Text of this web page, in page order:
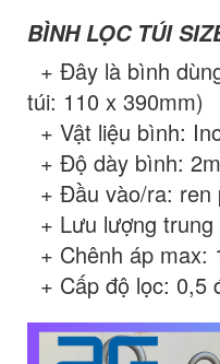
BÌNH LỌC TÚI
+ Đây là bình
túi: 110 x 390mm)
+ Vật liệu bình:
+ Độ dày bình:
+ Đầu vào/ra: ren
+ Lưu lượng
+ Chênh áp max:
+ Cấp độ lọc: 0,5